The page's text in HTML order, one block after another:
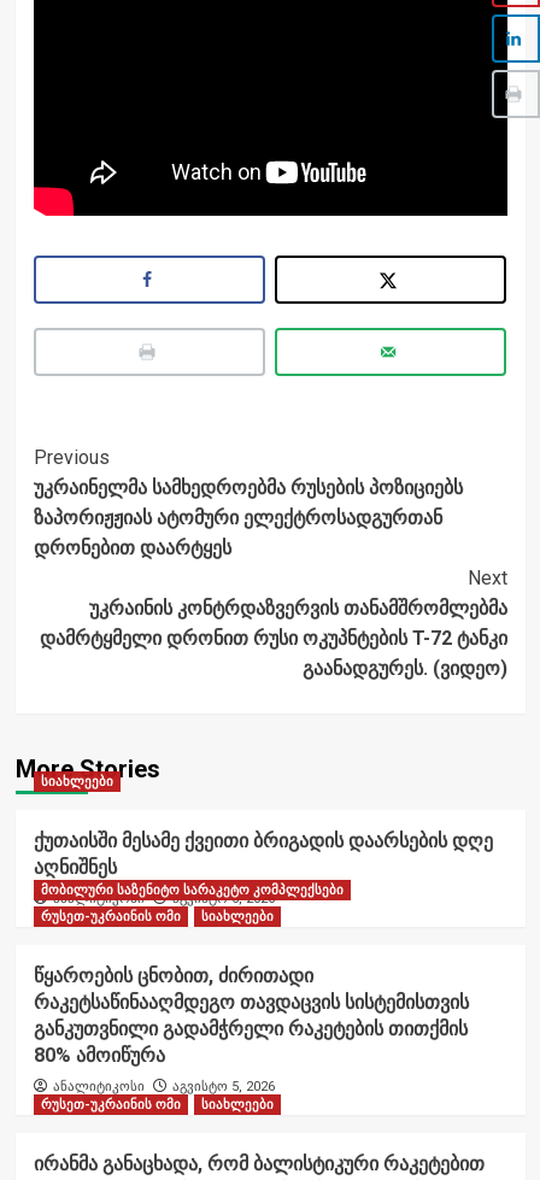
Post
Navigation
Previous
უკრაინელმა სამხედროებმა რუსების პოზიციებს
ზაპორიჟჟიას ატომური ელექტროსადგურთან
დრონებით დაარტყეს
Next
უკრაინის კონტრდაზვერვის თანამშრომლებმა
დამრტყმელი დრონით რუსი ოკუპნტების T-72 ტანკი
გაანადგურეს. (ვიდეო)
More Stories
სიახლეები
ქუთაისში მესამე ქვეითი ბრიგადის დაარსების დღე
აღნიშნეს
ანალიტიკოსი აგვისტო 6, 2026
მობილური საზენიტო სარაკეტო კომპლექსები
რუსეთ-უკრაინის ომი
სიახლეები
წყაროების ცნობით, ძირითადი
რაკეტსაწინააღმდეგო თავდაცვის სისტემისთვის
განკუთვნილი გადამჭრელი რაკეტების თითქმის
80% ამოიწურა
ანალიტიკოსი
აგვისტო 5, 2026
რუსეთ-უკრაინის ომი
სიახლეები
ირანმა განაცხადა, რომ ბალისტიკური რაკეტებით